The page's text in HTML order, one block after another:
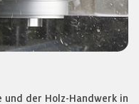
und der Holz-Handwerk in